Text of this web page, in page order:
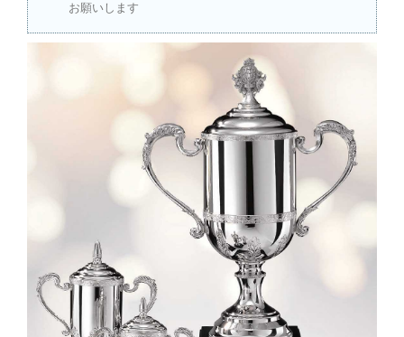
お願いします